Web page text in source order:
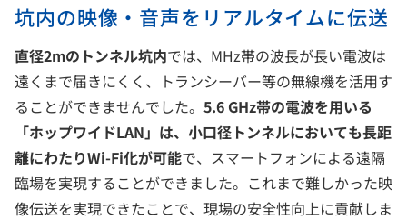
坑内の映像・音声をリアルタイムに伝送
直径2mのトンネル坑内では、MHz帯の波長が長い電波は
遠くまで届きにくく、トランシーバー等の無線機を活用す
ることができませんでした。 5.6 GHz帯の電波を用いる
「ホップワイドLAN」は、小口径トンネルにおいても長距
離にわたりWi-Fi化が可能で、スマートフォンによる遠隔
臨場を実現することができました。これまで難しかった映
像伝送を実現できたことで、現場の安全性向上に貢献しま